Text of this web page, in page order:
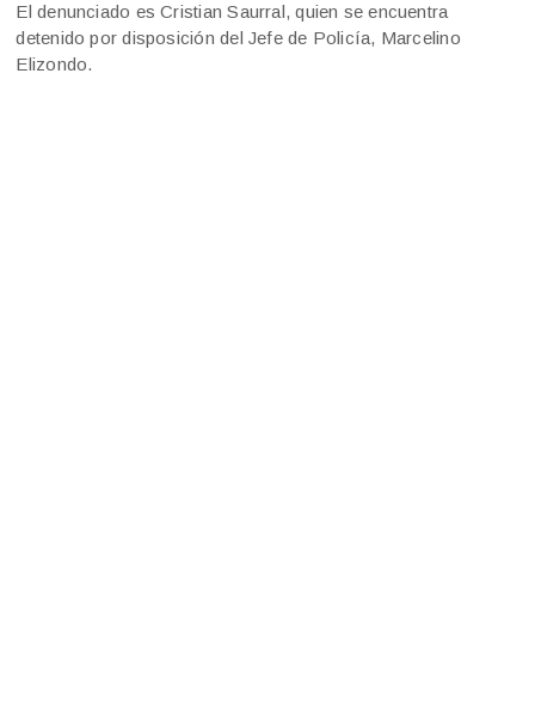
El denunciado es Cristian Saurral, quien se encuentra
detenido por disposición del Jefe de Policía, Marcelino
Elizondo.